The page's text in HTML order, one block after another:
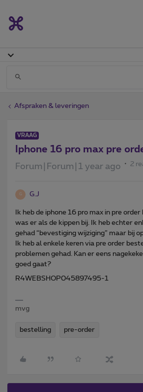
Afspraken & leveringen
VRAAG
Iphone 16 pro max pre
Forum|Forum|1 year ago 2
G G.J
Ik heb de iphone 16 pro max in pre
was er als de kippen bij. Ik heb echter
gehad “bevestiging wijziging” maar bij
Ik heb al enkele keren via pre order
problemen gehad. Kan er eens
goed gaat?
R4WEBSHOP045897495-1
mvg
bestelling pre-order